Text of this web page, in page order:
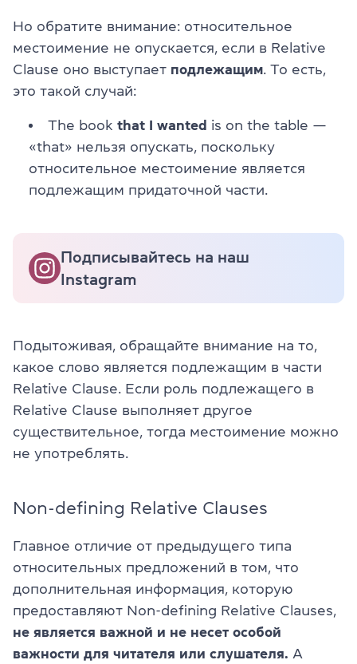
Но обратите внимание: относительное
местоимение не опускается, если в Relative
Clause оно выступает подлежащим . То есть,
это такой случай:
The book that I wanted is on the table —
«that» нельзя опускать, поскольку
относительное местоимение является
подлежащим придаточной части.
Подписывайтесь на наш
Instagram
Подытоживая, обращайте внимание на то,
какое слово является подлежащим в части
Relative Clause. Если роль подлежащего в
Relative Clause выполняет другое
существительное, тогда местоимение можно
не употреблять.
Non-defining Relative Clauses
Главное отличие от предыдущего типа
относительных предложений в том, что
дополнительная информация, которую
предоставляют Non-defining Relative Clauses,
не является важной и не несет особой
важности для читателя или слушателя. А